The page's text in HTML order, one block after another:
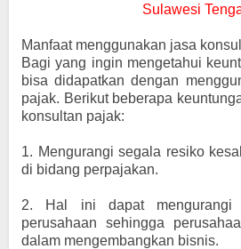
Sulawesi
Manfaat menggunakan jasa
Bagi yang ingin mengetahui
bisa didapatkan dengan
pajak. Berikut beberapa
konsultan pajak:
1. Mengurangi segala resiko
di bidang perpajakan.
2.
Hal ini dapat
perusahaan sehingga
dalam mengembangkan bisnis.